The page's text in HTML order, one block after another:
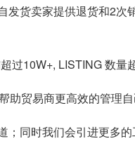
货卖家提供退货和2次
10W+, LISTING 数量
贸易商更高效的管理自
同时我们会引进更多